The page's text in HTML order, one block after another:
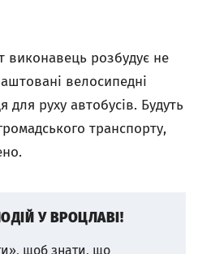
виконавець розбудує не
велосипедні
для руху автобусів. Будуть
транспорту,
У ВРОЦЛАВІ!
щоб знати, що